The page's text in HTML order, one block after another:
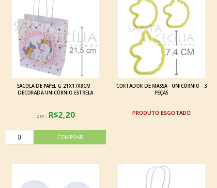
SACOLA DE PAPEL G 21X17X8CM -
DECORADA UNICÓRNIO ESTRELA
por: R$2,20
CORTADOR DE MASSA - UNICÓRNIO - 3
PEÇAS
ESGOTADO